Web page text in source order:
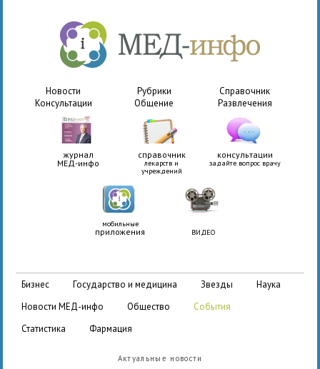
Новости Рубрики
Справочник
Консультации
Общение Развлечения
журнал
МЕД-инфо
справочник
лекарств и
учреждений
консультации
задайте вопрос врачу
мобильные
приложения ВИДЕО
бизнес государство и медицина звезды
наука
новости МЕД-инфо
общество
события
статистика
фармация
Актуальные новости